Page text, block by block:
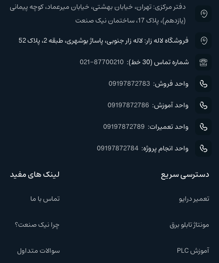
دفتر مرکزی: تهران، خیابان بهشتی، خیابان میرعماد، کوچه پیمانی
(یازدهم)، پلاک 17، ساختمان نیک صنعت
فروشگاه لاله زار: لاله زار جنوبی، پاساژ بوشهری، طبقه 2، پلاک 52
شماره تماس (30 خط):
021-87700210
واحد فروش: 09197872783
واحد آموزش: 09197872786
واحد تعمیرات: 09197872789
واحد انجام پروژه: 09197872784
دسترسی سریع
تعمیر درایو
مونتاژ تابلو برق
آموزش PLC
لینک های مفید
تماس با ما
چرا نیک صنعت؟
سوالات متداول